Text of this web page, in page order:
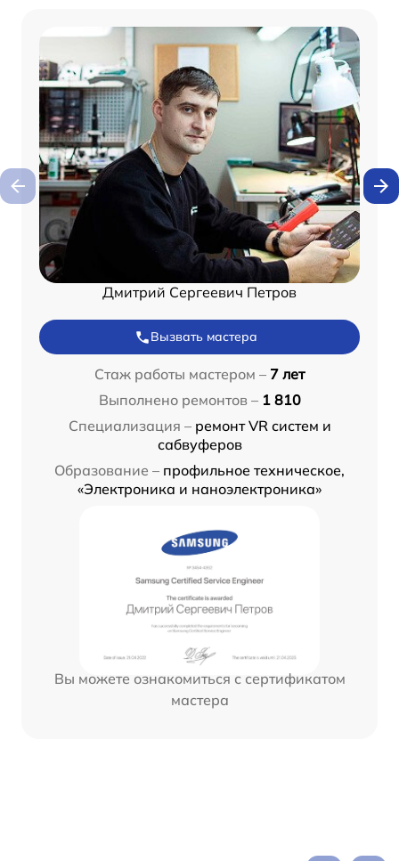
Дмитрий Сергеевич Петров
Вызвать мастера
Стаж работы мастером – 7 лет
Выполнено ремонтов – 1 810
Специализация – ремонт VR систем и
сабвуферов
Образование – профильное техническое,
«Электроника и наноэлектроника»
Вы можете ознакомиться с сертификатом
мастера